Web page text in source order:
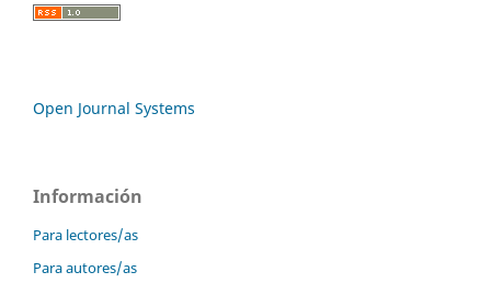
Open Journal Systems
Información
Para lectores/as
Para autores/as